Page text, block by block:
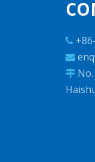


